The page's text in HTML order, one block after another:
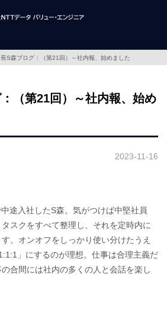
S森ブログ：（第21回）～社内報、始めました
（第21回）～社内報、始め
2023-11-16
途入社したS森。気がつけば中堅社員
スクをすべて整理し、それを定時内に
。オンオフをしっかり使い分けたうえ
」にするのが理想。仕事は合理主義だ
合間には社内の多くの人と会話を楽し